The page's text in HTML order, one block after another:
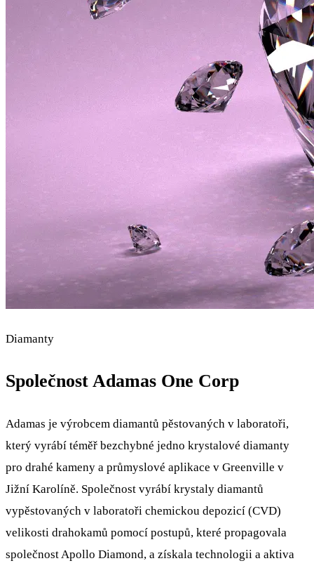
Diamanty
Společnost Adamas One Corp
Adamas je výrobcem diamantů pěstovaných v laboratoři,
který vyrábí téměř bezchybné jedno krystalové diamanty
pro drahé kameny a průmyslové aplikace v Greenville v
Jižní Karolíně. Společnost vyrábí krystaly diamantů
vypěstovaných v laboratoři chemickou depozicí (CVD)
velikosti drahokamů pomocí postupů, které propagovala
společnost Apollo Diamond, a získala technologii a aktiva